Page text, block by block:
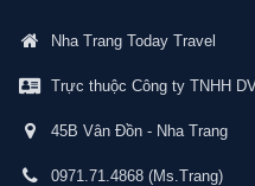
Nha Trang Today Travel
Trực thuộc Công ty TNHH
45B Vân Đồn - Nha Trang
0971.71.4868 (Ms.Trang)